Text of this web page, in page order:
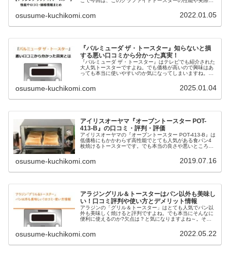
た。口コミから分かったデメリットも紹介していきますの
で、買おうか迷ってる方もぜひ参考にしてくださいね。
osusume-kuchikomi.com 2022.01.05
『バルミューダ ザ・トースター』知らないと損
する悪い口コミから分かった真実！
『バルミューダ ザ・トースター』はテレビでも紹介された
大人気トースターですよね。でも価格が高いので興味はあ
っても本当に使いやすいのか気になってしまいますね。今
る特徴や性能、悪い口コミから分かったデメリットなどに
ついてまとめていきます。買おうか迷ってる人もぜひ参考
osusume-kuchikomi.com 2025.01.04
アイリスオーヤマ『オーブントースター POT-
413-B』の口コミ・評判・評価
アイリスオーヤマの『オーブントースター POT-413-B』は
低価格にもかかわらず高性能でとても人気がある食パン4
枚焼けるトースターです。でも本当の良さや悪いところは
して使ってみたリアルな口コミ評判から分かった真実やメ
リット・デメリットをまとめてるので、買おうか悩んでる
osusume-kuchikomi.com 2019.07.16
アラジングリル＆トースターはパン以外も美味し
い！口コミ評判や使い方とデメリット情報
アラジンの「グリル＆トースター」はとても人気でパン以
外も美味しく焼けると評判ですよね。でも本当にそんなに
便利に使えるのか?欠点は？と気になりますよね～。そこ
に使ってみたリアルな口コミ評判から分かったデメリッ
ト・使い方などについてご紹介していきますので、ぜひ参
osusume-kuchikomi.com 2022.05.22